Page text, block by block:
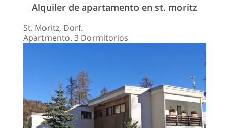
Alquiler de apartamento en st. moritz
St. Moritz, Dorf.
Apartmento. 3 Dormitorios